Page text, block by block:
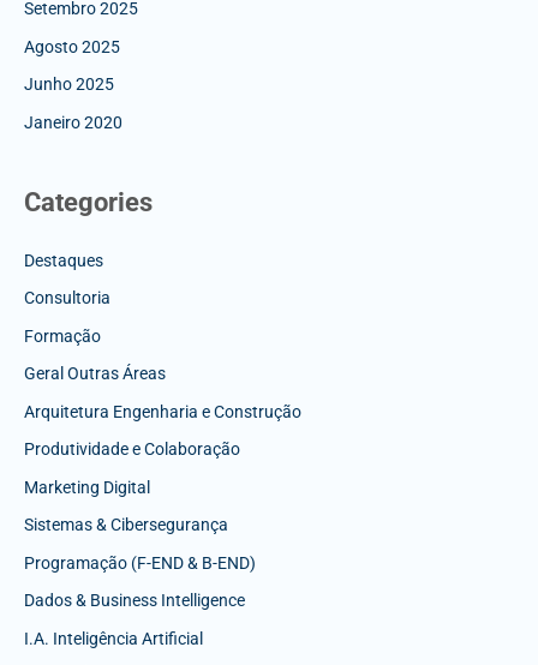
Setembro 2025
Agosto 2025
Junho 2025
Janeiro 2020
Categories
Destaques
Consultoria
Formação
Geral Outras Áreas
Arquitetura Engenharia e Construção
Produtividade e Colaboração
Marketing Digital
Sistemas & Cibersegurança
Programação (F-END & B-END)
Dados & Business Intelligence
I.A. Inteligência Artificial